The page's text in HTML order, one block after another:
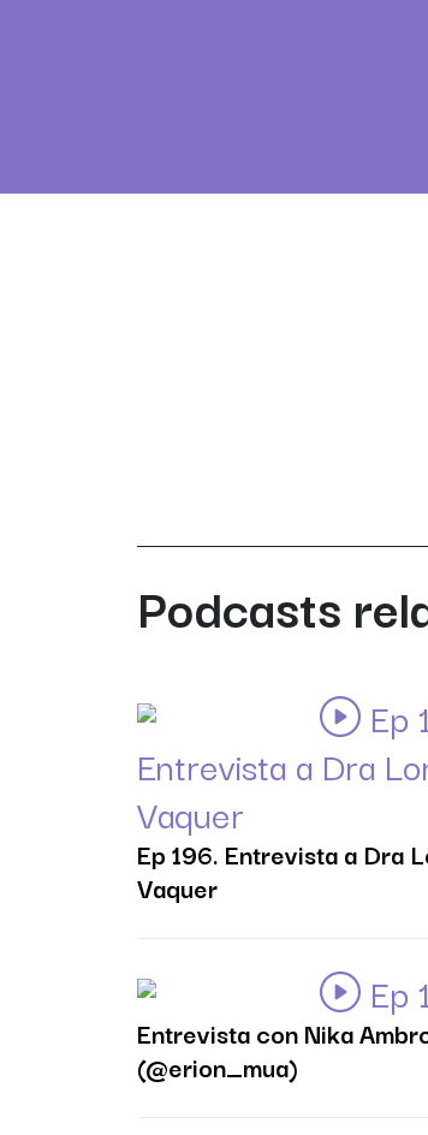
Podcasts
Ep
Entrevista a Dra
Vaquer
Ep 196. Entrevista a Dra
Vaquer
Ep
Entrevista con Nika
(@erion_mua)